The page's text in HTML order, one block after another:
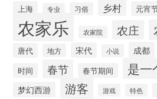
上海 专业 习俗 乡村 元宵
农家乐 农家院 农庄
唐代 地方 宋代 小说 成都
时间 春节 春节期间 是一
梦幻西游 游客 游戏 特色